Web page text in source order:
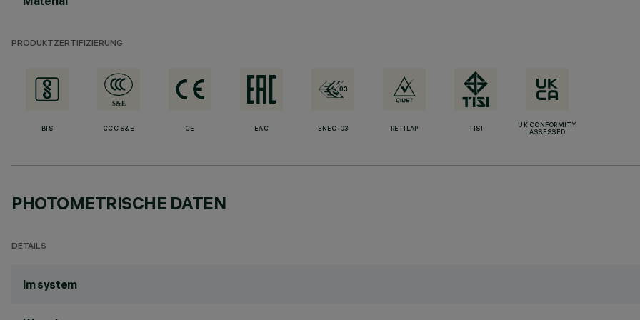
PRODUKTZERTIFIZIERUNG
BIS CCC S&E CE EAC ENEC-03 RETILAP TISI
UK CONFORMITY
ASSESSED
PHOTOMETRISCHE DATEN
DETAILS
lm system